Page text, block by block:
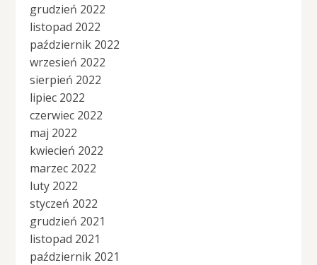
grudzień 2022
listopad 2022
październik 2022
wrzesień 2022
sierpień 2022
lipiec 2022
czerwiec 2022
maj 2022
kwiecień 2022
marzec 2022
luty 2022
styczeń 2022
grudzień 2021
listopad 2021
październik 2021